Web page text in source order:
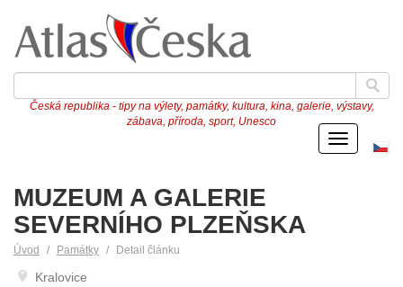
Česká republika - tipy na výlety, památky, kultura, kina, galerie, výstavy,
zábava, příroda, sport, Unesco
Menu
MUZEUM A GALERIE
SEVERNÍHO PLZEŇSKA
Úvod Památky Detail článku
Kralovice